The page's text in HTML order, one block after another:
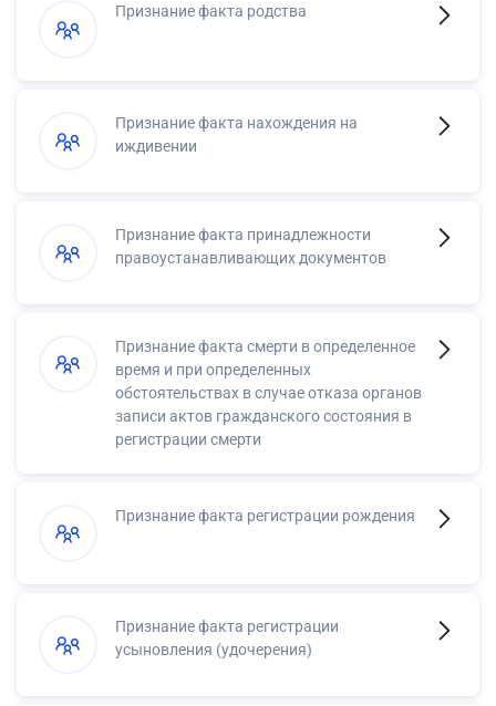
Признание факта родства
Признание факта нахождения на
иждивении
Признание факта принадлежности
правоустанавливающих документов
Признание факта смерти в определенное
время и при определенных
обстоятельствах в случае отказа органов
записи актов гражданского состояния в
регистрации смерти
Признание факта регистрации рождения
Признание факта регистрации
усыновления (удочерения)